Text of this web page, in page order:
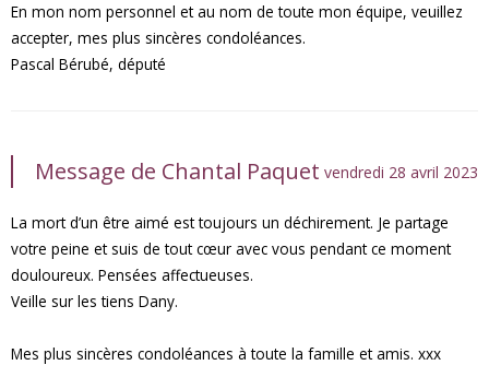
En mon nom personnel et au nom de toute mon équipe, veuillez
accepter, mes plus sincères condoléances.
Pascal Bérubé, député
Message de Chantal Paquet vendredi 28 avril 2023
La mort d’un être aimé est toujours un déchirement. Je partage
votre peine et suis de tout cœur avec vous pendant ce moment
douloureux. Pensées affectueuses.
Veille sur les tiens Dany.
Mes plus sincères condoléances à toute la famille et amis. xxx